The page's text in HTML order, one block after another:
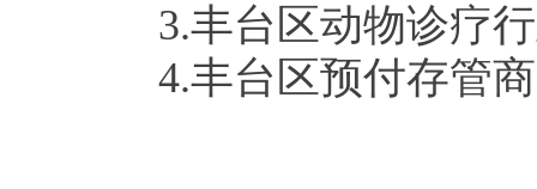
3.丰台 区动物诊疗
4.丰台 区预付存管